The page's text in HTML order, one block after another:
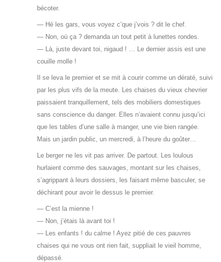
bécoter.
— Hé les gars, vous voyez c’que j’vois ? dit le chef.
— Non, où ça ? demanda un tout petit à lunettes rondes.
— Là, juste devant toi, nigaud ! … Le dernier assis est une
couille molle !
Il se leva le premier et se mit à courir comme un dératé, suivi
par les plus vifs de la meute. Les chaises du vieux chevrier
paissaient tranquillement, tels des mobiliers domestiques
sans conscience du danger. Elles n’avaient connu jusqu’ici
que les tables d’une salle à manger, une vie bien rangée.
Mais un jardin public, un mercredi, à l’heure du goûter…
Le berger ne les vit pas arriver. De partout. Les loulous
hurlaient comme des sauvages, montant sur les chaises,
s’agrippant à leurs dossiers, les faisant même basculer, se
déchirant pour avoir le dessus le premier.
— C’est la mienne !
— Non, j’étais là avant toi !
— Les enfants ! du calme ! Ayez pitié de ces pauvres
chaises qui ne vous ont rien fait, suppliait le vieil homme,
dépassé.